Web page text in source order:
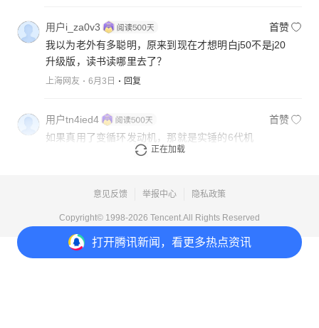
打开腾讯新闻，看更多热点资讯
用户i_za0v3
首赞
我以为老外有多聪明，原来到现在才想明白j50不是j20
升级版，读书读哪里去了？
上海网友 6月3日 回复
用户tn4ied4
首赞
如果真用了变循环发动机，那就是实锤的6代机
回复
正在加载
意见反馈 举报中心 隐私政策
Copyright© 1998-2026 Tencent.All Rights Reserved